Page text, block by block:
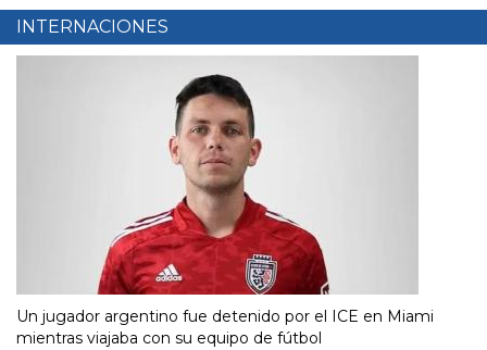
INTERNACIONES
Un jugador argentino fue detenido por el ICE en Miami
mientras viajaba con su equipo de fútbol